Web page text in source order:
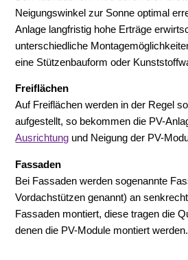
Neigungswinkel zur Sonne optimal
Anlage langfristig hohe Erträge
unterschiedliche
eine Stützenbauform oder
Freiflächen
Auf Freiflächen werden in der Regel
aufgestellt, so bekommen die PV-
Ausrichtung und Neigung der PV-
Fassaden
Bei Fassaden werden sogenannte
Vordachstützen genannt) an
Fassaden montiert, diese tragen die
denen die PV-Module montiert werden.